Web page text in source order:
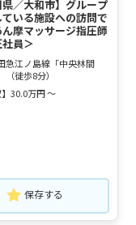
県／大和市】グループ
いる施設への訪問で
摩マッサージ指圧師
員＞
急江ノ島線「中央林間
（徒歩8分）
30.0万円 ～
保存する